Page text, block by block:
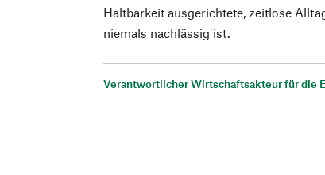
Haltbarkeit ausgerichtete, zeitlose
niemals nachlässig ist.
Verantwortlicher Wirtschaftsakteur für die